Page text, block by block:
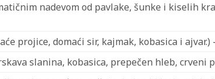
nadevom od pavlake, šunke i kiselih
projice, domaći sir, kajmak, kobasica i ajvar.)
slanina, kobasica, prepečen hleb, crveni